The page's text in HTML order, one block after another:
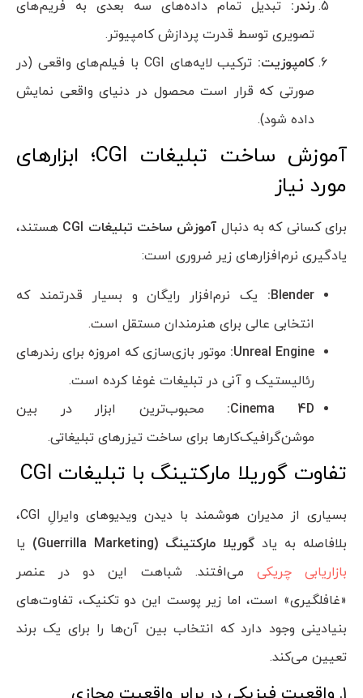
رندر: تبدیل تمام داده‌های سه بعدی به فریم‌های
تصویری توسط قدرت پردازش کامپیوتر.
کامپوزیت:
ترکیب لایه‌های CGI با فیلم‌های واقعی (در
صورتی که قرار است محصول در دنیای واقعی نمایش
داده شود).
آموزش ساخت تبلیغات CGI؛ ابزارهای
مورد نیاز
برای کسانی که به دنبال آموزش ساخت تبلیغات CGI هستند،
یادگیری نرم‌افزارهای زیر ضروری است:
Blender
: یک نرم‌افزار رایگان و بسیار قدرتمند که
انتخابی عالی برای هنرمندان مستقل است.
Unreal Engine
: موتور بازی‌سازی که امروزه برای رندرهای
رئالیستیک و آنی در تبلیغات غوغا کرده است.
Cinema 4D
: محبوب‌ترین ابزار در بین
موشن‌گرافیک‌کارها برای ساخت تیزرهای تبلیغاتی.
تفاوت گوریلا مارکتینگ با تبلیغات CGI
بسیاری از مدیران هوشمند با دیدن ویدیوهای وایرالِ CGI،
بلافاصله به یاد گوریلا مارکتینگ (Guerrilla Marketing
) یا
بازاریابی چریکی می‌افتند. شباهت این دو در عنصر
«غافلگیری» است، اما زیر پوست این دو تکنیک، تفاوت‌های
بنیادینی وجود دارد که انتخاب بین آن‌ها را برای یک برند
تعیین می‌کند.